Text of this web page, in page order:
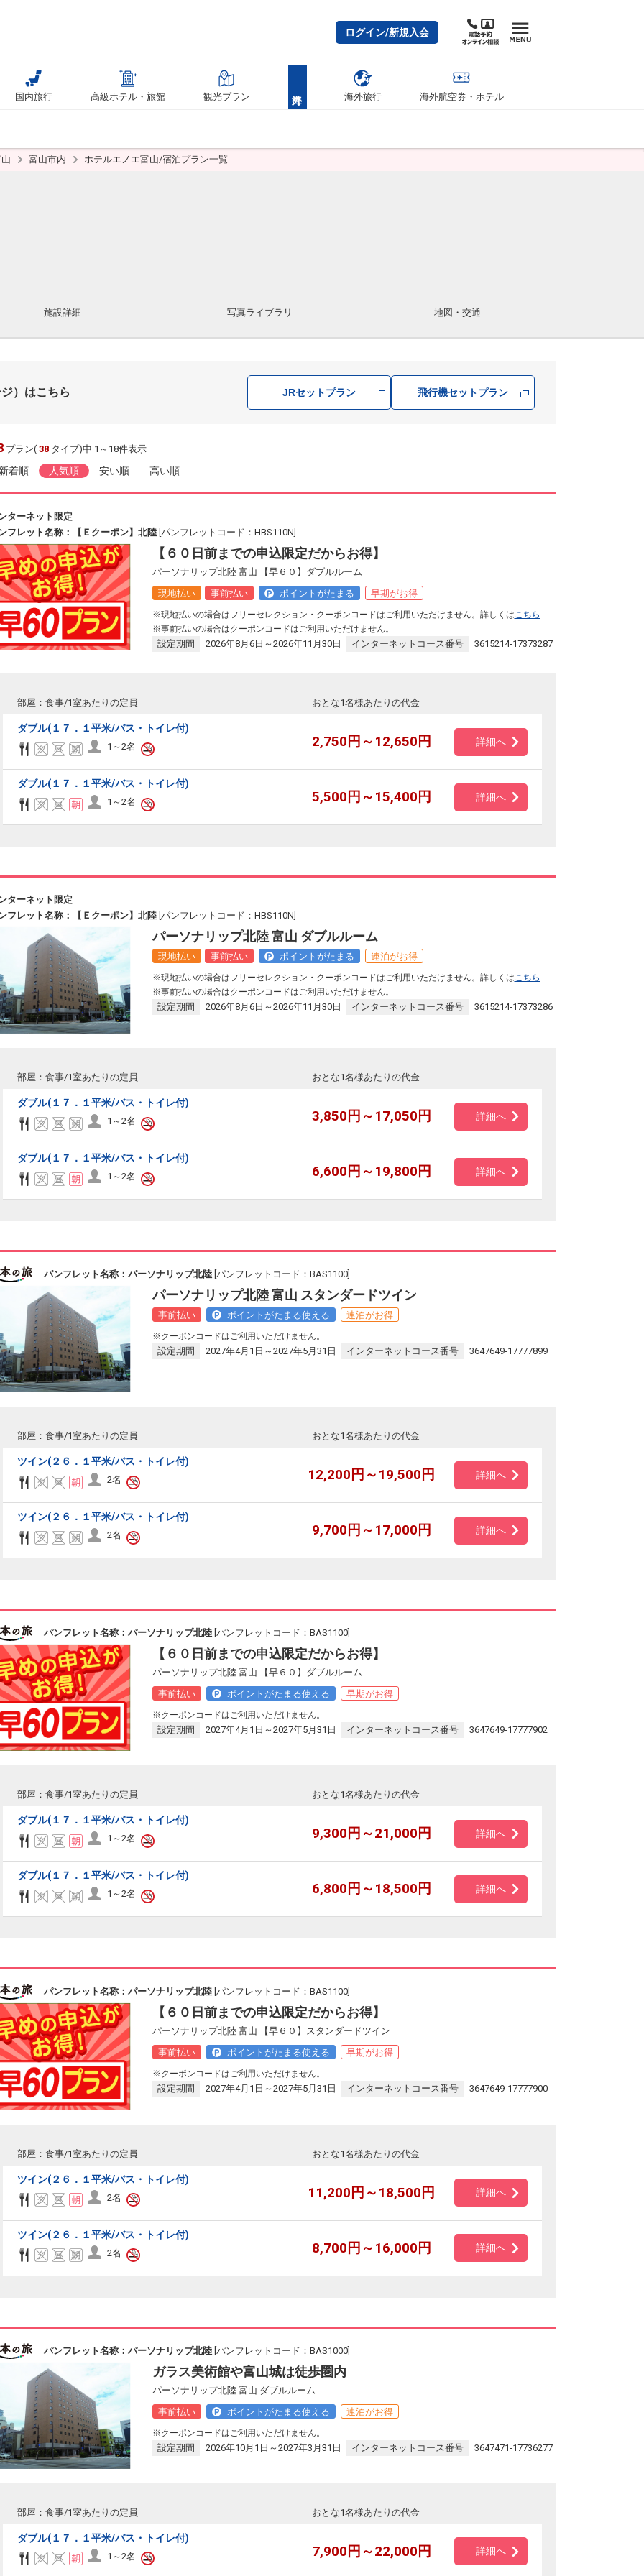
ログイン/新規入会
国内旅行 高級ホテル・旅館 観光プラン 海外旅行 海外航空券・ホテル
富山市内 ホテルエノエ富山/宿泊プラン一覧
施設詳細 写真ライブラリ 地図・交通
）はこちら JRセットプラン 飛行機セットプラン
プラン( 38 タイプ)中 1～18件表示
新着順 人気順 安い順 高い順
ターネット限定
フレット名称：【Ｅクーポン】北陸 [パンフレットコード：HBS110N]
【６０日前までの申込限定だからお得】
パーソナリップ北陸 富山 【早６０】ダブルルーム
現地払い
事前払い ポイントがたまる 早期がお得
※現地払いの場合はフリーセレクション・クーポンコードはご利用いただけません。詳しくはこちら
※事前払いの場合はクーポンコードはご利用いただけません。
設定期間 2026年8月6日～2026年11月30日 インターネットコース番号 3615214-17373287
部屋：食事/1室あたりの定員 おとな1名様あたりの代金
ダブル(１７．１平米/バス・トイレ付)
1～2名 2,750円～12,650円 詳細へ
ダブル(１７．１平米/バス・トイレ付)
1～2名 5,500円～15,400円 詳細へ
ターネット限定
フレット名称：【Ｅクーポン】北陸 [パンフレットコード：HBS110N]
パーソナリップ北陸 富山 ダブルルーム
現地払い 事前払い ポイントがたまる 連泊がお得
※現地払いの場合はフリーセレクション・クーポンコードはご利用いただけません。詳しくはこちら
※事前払いの場合はクーポンコードはご利用いただけません。
設定期間 2026年8月6日～2026年11月30日 インターネットコース番号 3615214-17373286
部屋：食事/1室あたりの定員 おとな1名様あたりの代金
ダブル(１７．１平米/バス・トイレ付)
1～2名 3,850円～17,050円 詳細へ
ダブル(１７．１平米/バス・トイレ付)
1～2名 6,600円～19,800円 詳細へ
パンフレット名称：パーソナリップ北陸 [パンフレットコード：BAS1100]
パーソナリップ北陸 富山 スタンダードツイン
事前払い ポイントがたまる使える 連泊がお得
※クーポンコードはご利用いただけません。
設定期間 2027年4月1日～2027年5月31日 インターネットコース番号 3647649-17777899
部屋：食事/1室あたりの定員 おとな1名様あたりの代金
ツイン(２６．１平米/バス・トイレ付)
2名 12,200円～19,500円 詳細へ
ツイン(２６．１平米/バス・トイレ付)
2名 9,700円～17,000円 詳細へ
パンフレット名称：パーソナリップ北陸 [パンフレットコード：BAS1100]
【６０日前までの申込限定だからお得】
パーソナリップ北陸 富山 【早６０】ダブルルーム
事前払い
ポイントがたまる使える 早期がお得
※クーポンコードはご利用いただけません。
設定期間 2027年4月1日～2027年5月31日 インターネットコース番号 3647649-17777902
部屋：食事/1室あたりの定員 おとな1名様あたりの代金
ダブル(１７．１平米/バス・トイレ付)
1～2名 9,300円～21,000円 詳細へ
ダブル(１７．１平米/バス・トイレ付)
1～2名 6,800円～18,500円 詳細へ
パンフレット名称：パーソナリップ北陸 [パンフレットコード：BAS1100]
【６０日前までの申込限定だからお得】
パーソナリップ北陸 富山 【早６０】スタンダードツイン
事前払い
ポイントがたまる使える 早期がお得
※クーポンコードはご利用いただけません。
設定期間 2027年4月1日～2027年5月31日 インターネットコース番号 3647649-17777900
部屋：食事/1室あたりの定員 おとな1名様あたりの代金
ツイン(２６．１平米/バス・トイレ付)
2名 11,200円～18,500円 詳細へ
ツイン(２６．１平米/バス・トイレ付)
2名 8,700円～16,000円 詳細へ
パンフレット名称：パーソナリップ北陸 [パンフレットコード：BAS1000]
ガラス美術館や富山城は徒歩圏内
パーソナリップ北陸 富山 ダブルルーム
事前払い
ポイントがたまる使える 連泊がお得
※クーポンコードはご利用いただけません。
設定期間 2026年10月1日～2027年3月31日 インターネットコース番号 3647471-17736277
部屋：食事/1室あたりの定員 おとな1名様あたりの代金
ダブル(１７．１平米/バス・トイレ付)
1～2名 7,900円～22,000円 詳細へ
ーセレクション・クーポンコードのご利用について
ーセレクション・クーポンコードをご利用いただけない商品
・ホテルなど宿泊施設での現地支払いにはご利用いただけません。
閉じる